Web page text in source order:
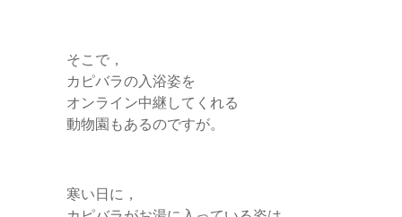
そこで，
カピバラの入浴姿を
オンライン中継してくれる
動物園もあるのですが。
寒い日に，